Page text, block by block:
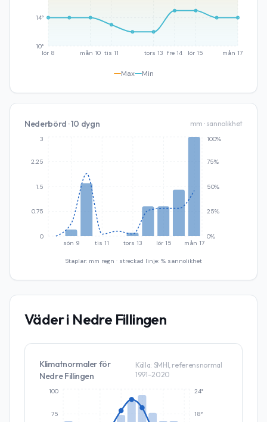
lör 8 mån 10 tis 11 tors 13 fre 14 lör 15 mån 17
10°
14°
Max Min
Nederbörd · 10 dygn mm · sannolikhet
sön 9 tis 11 tors 13 lör 15 mån 17
0
0.75
1.5
2.25
3
0%
25%
50%
75%
100%
Staplar: mm regn · streckad linje: % sannolikhet
Väder i Nedre Fillingen
Klimatnormaler för
Nedre Fillingen
Källa: SMHI, referensnormal
1991–2020
75
100
18°
24°